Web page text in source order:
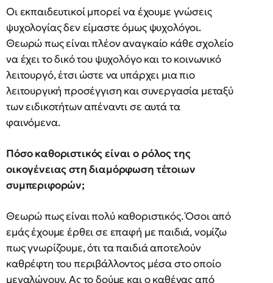
Οι εκπαιδευτικοί μπορεί να έχουμε γνώσεις
ψυχολογίας δεν είμαστε όμως ψυχολόγοι.
Θεωρώ πως είναι πλέον αναγκαίο κάθε σχολείο
να έχει το δικό του ψυχολόγο και το κοινωνικό
λειτουργό, έτσι ώστε να υπάρχει μια πιο
λειτουργική προσέγγιση και συνεργασία μεταξύ
των ειδικοτήτων απέναντι σε αυτά τα
φαινόμενα.
Πόσο καθοριστικός είναι ο ρόλος της
οικογένειας στη διαμόρφωση τέτοιων
συμπεριφορών;
Θεωρώ πως είναι πολύ καθοριστικός. Όσοι από
εμάς έχουμε έρθει σε επαφή με παιδιά, νομίζω
πως γνωρίζουμε, ότι τα παιδιά αποτελούν
καθρέφτη του περιβάλλοντος μέσα στο οποίο
μεγαλώνουν. Ας το δούμε και ο καθένας από